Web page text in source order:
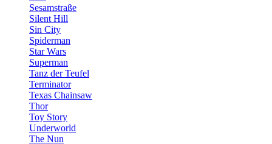
Sesamstraße
Silent Hill
Sin City
Spiderman
Star Wars
Superman
Tanz der Teufel
Terminator
Texas Chainsaw
Thor
Toy Story
Underworld
The Nun